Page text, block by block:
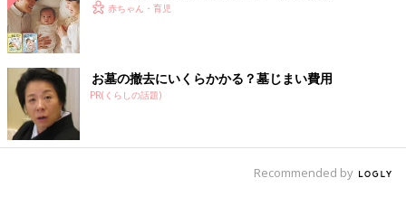
赤ちゃん・育児
お墓の撤去にいくらかかる？墓じまい費用
PR(くらしの話題)
Recommended by